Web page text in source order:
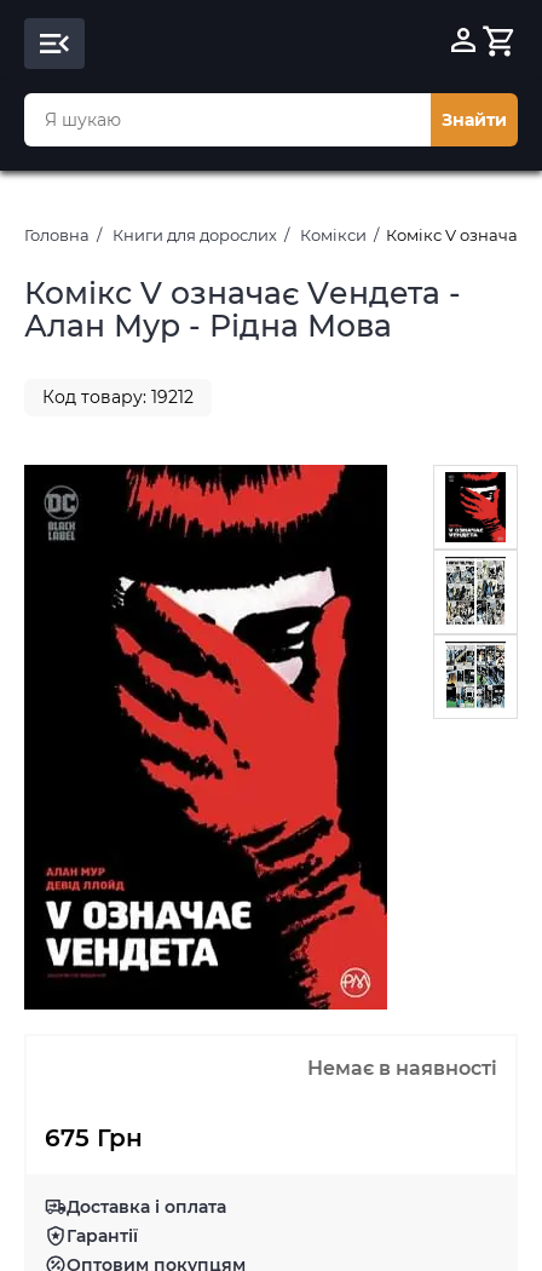
Знайти
Головна Книги для дорослих Комікси Комікс V означає
Комікс V означає Vендета -
Алан Мур - Рідна Мова
Код товару: 19212
Немає в наявності
675 Грн
Доставка і оплата
Гарантії
Оптовим покупцям